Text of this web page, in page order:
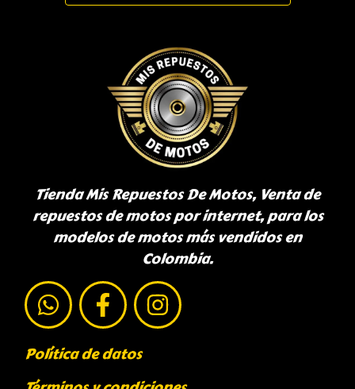
Tienda Mis Repuestos De Motos, Venta de
repuestos de motos por internet, para los
modelos de motos más vendidos en
Colombia.
Política de datos